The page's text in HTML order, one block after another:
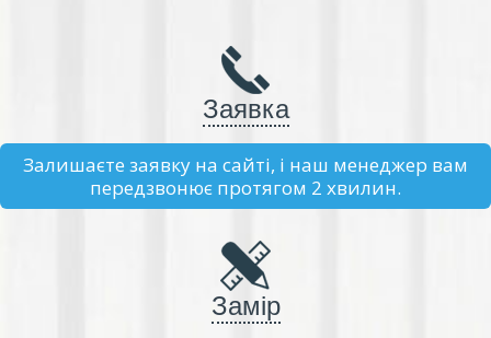
Заявка
Залишаєте заявку на сайті, і наш менеджер вам
передзвонює протягом 2 хвилин.
Замір